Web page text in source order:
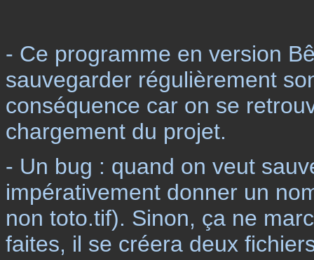
- Ce programme en version
sauvegarder régulièrement
conséquence car on se
chargement du projet.
- Un bug : quand on veut
impérativement donner un
non toto.tif). Sinon, ça ne
faites, il se créera deux